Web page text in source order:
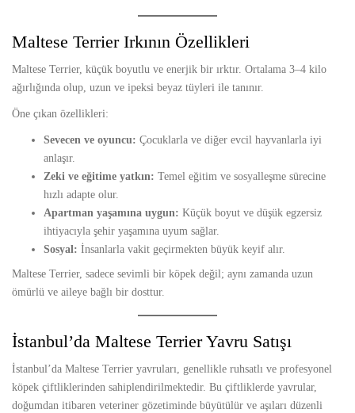
Maltese Terrier Irkının Özellikleri
Maltese Terrier, küçük boyutlu ve enerjik bir ırktır. Ortalama 3–4 kilo
ağırlığında olup, uzun ve ipeksi beyaz tüyleri ile tanınır.
Öne çıkan özellikleri:
Sevecen ve oyuncu: Çocuklarla ve diğer evcil hayvanlarla iyi
anlaşır.
Zeki ve eğitime yatkın: Temel eğitim ve sosyalleşme sürecine
hızlı adapte olur.
Apartman yaşamına uygun: Küçük boyut ve düşük egzersiz
ihtiyacıyla şehir yaşamına uyum sağlar.
Sosyal: İnsanlarla vakit geçirmekten büyük keyif alır.
Maltese Terrier, sadece sevimli bir köpek değil; aynı zamanda uzun
ömürlü ve aileye bağlı bir dosttur.
İstanbul’da Maltese Terrier Yavru Satışı
İstanbul’da Maltese Terrier yavruları, genellikle ruhsatlı ve profesyonel
köpek çiftliklerinden sahiplendirilmektedir. Bu çiftliklerde yavrular,
doğumdan itibaren veteriner gözetiminde büyütülür ve aşıları düzenli